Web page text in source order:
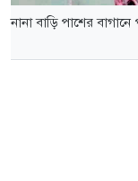
নানা বাড়ি পাশের